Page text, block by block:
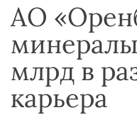
АО
млрд в
карьера